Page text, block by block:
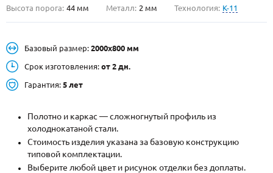
Металлические двери от производителя с доставкой и установкой в
Москве и МО
НАЙТИ:
+7 (495) 411-44-41
INFO@META-M.RU
ЗАПРОСИТЬ РАСЧЕТ
Высота порога: 44 мм Металл: 2 мм Технология: K-11
Базовый размер: 2000х800 мм
Срок изготовления: от 2 дн.
Гарантия: 5 лет
Полотно и каркас — сложногнутый профиль из
холоднокатаной стали.
Стоимость изделия указана за базовую конструкцию
типовой комплектации.
Выберите любой цвет и рисунок отделки без доплаты.